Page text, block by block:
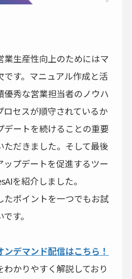
業生産性向上のためにはマ
です。マニュアル作成と活
優秀な営業担当者のノウハ
ロセスが順守されているか
デートを続けることの重要
ただきました。そして最後
ップデートを促進するツー
を紹介しました。
たポイントを一つでもお試
す。
デマンド配信はこちら！
わかりやすく解説しており